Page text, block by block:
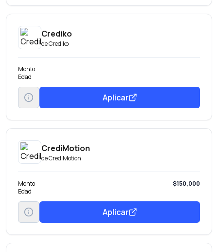
Crediko
deCrediko
Monto
Edad
Aplicar
CrediMotion
deCrediMotion
Monto
$150,000
Edad
Aplicar